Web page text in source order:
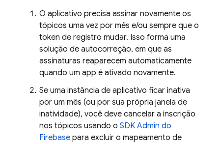
O aplicativo precisa assinar novamente os
tópicos uma vez por mês e/ou sempre que o
token de registro mudar. Isso forma uma
solução de autocorreção, em que as
assinaturas reaparecem automaticamente
quando um app é ativado novamente.
Se uma instância de aplicativo ficar inativa
por um mês (ou por sua própria janela de
inatividade), você deve cancelar a inscrição
nos tópicos usando o SDK Admin do
Firebase para excluir o mapeamento de